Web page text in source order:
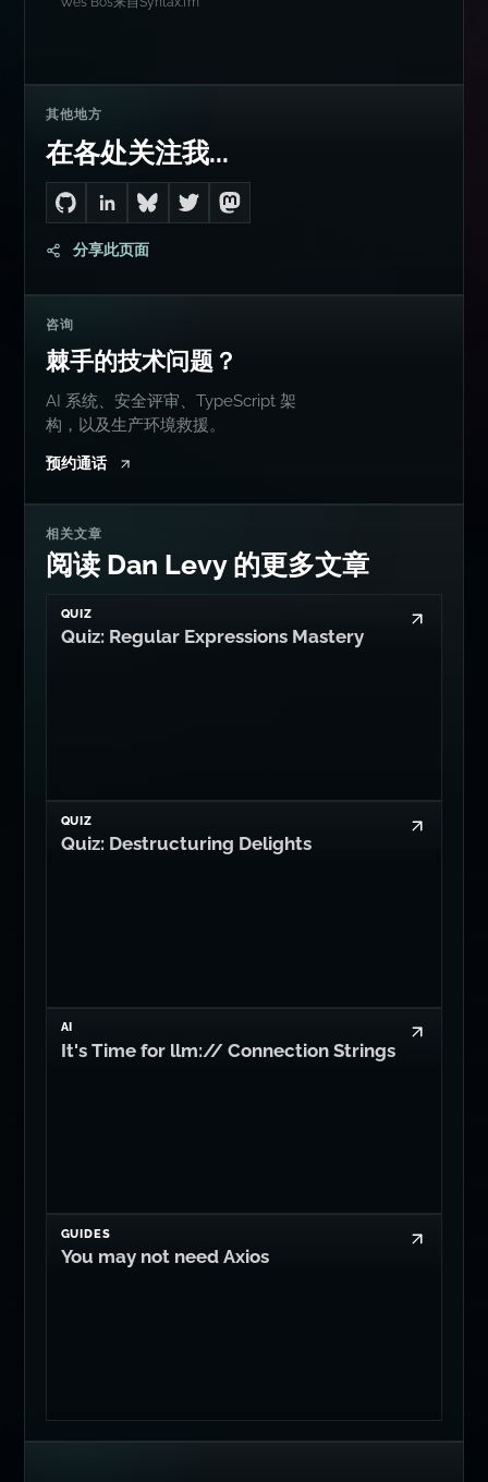
其他地方
在各处关注我...
Go to Dan's GitHub
Connect with me on LinkedIn
Follow me on Bluesky
Follow me on Twitter
Follow me on Mastodon
分享此页面
咨询
棘手的技术问题？
AI 系统、安全评审、TypeScript 架
构，以及生产环境救援。
预约通话
相关文章
阅读 Dan Levy 的更多文章
QUIZ
Quiz: Regular Expressions Mastery
QUIZ
Quiz: Destructuring Delights
AI
It's Time for llm:// Connection Strings
GUIDES
You may not need Axios